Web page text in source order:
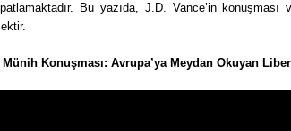
Bu yazıda, J.D. Vance’in
Münih Konuşması: Avrupa’ya Meydan Okuyan